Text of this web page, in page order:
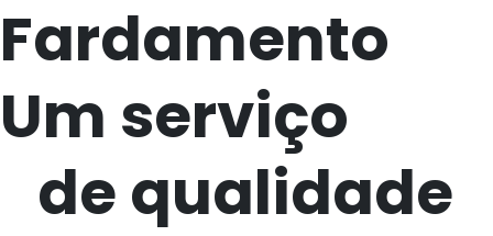
Fardamento
Um serviço
dequalidade